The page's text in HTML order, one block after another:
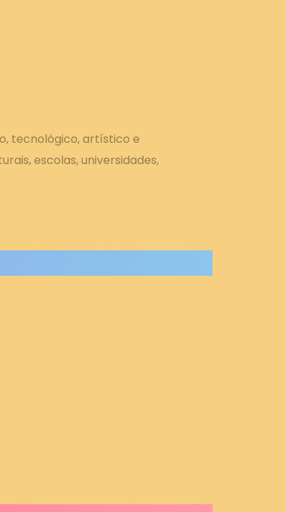
tecnológico, artístico e
escolas, universidades,